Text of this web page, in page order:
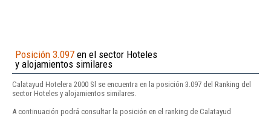
Posición 3.097 en el sector Hoteles
y alojamientos similares
Calatayud Hotelera 2000 Sl se encuentra en la posición 3.097 del Ranking del
sector Hoteles y alojamientos similares.
A continuación podrá consultar la posición en el ranking de Calatayud